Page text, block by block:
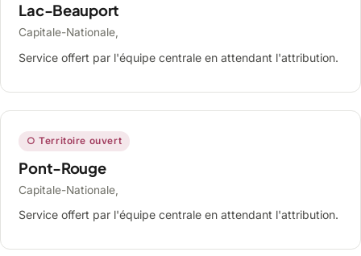
Lac-Beauport
Capitale-Nationale,
Service offert par l'équipe centrale en attendant l'attribution.
○ Territoire ouvert
Pont-Rouge
Capitale-Nationale,
Service offert par l'équipe centrale en attendant l'attribution.